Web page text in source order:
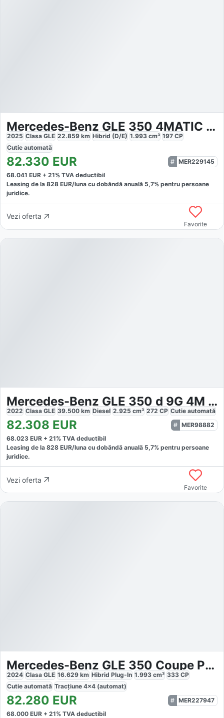
Mercedes-Benz GLE 350 4MATIC AMG-Line
2025 Clasa GLE 22.859 km Hibrid (D/E) 1.993 cm³ 197 CP
Cutie automată
82.330 EUR
MER229145
68.041 EUR + 21% TVA deductibil
Leasing de la 828 EUR/luna cu dobăndă anuală 5,7% pentru persoane
juridice.
Vezi oferta
Favorite
Mercedes-Benz GLE 350 d 9G 4M AMG
2022 Clasa GLE 39.500 km Diesel 2.925 cm³ 272 CP Cutie automată
82.308 EUR
MER98882
68.023 EUR + 21% TVA deductibil
Leasing de la 828 EUR/luna cu dobăndă anuală 5,7% pentru persoane
juridice.
Vezi oferta
Favorite
Mercedes-Benz GLE 350 Coupe PHEV 4MATIC
2024 Clasa GLE 16.629 km Hibrid Plug-In 1.993 cm³ 333 CP
Cutie automată Tracțiune 4x4 (automat)
82.280 EUR
MER227947
68.000 EUR + 21% TVA deductibil